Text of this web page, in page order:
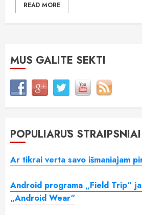
READ MORE
MUS GALITE SEKTI
POPULIARŪS STRAIPSNIAI
Ar tikrai verta savo išmaniajam
Android programa „Field Trip“
„Android Wear“